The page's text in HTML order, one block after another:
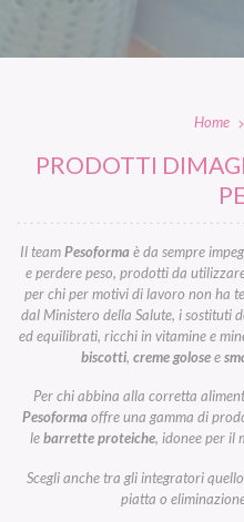
Home
PRODOTTI
Il teamPesoformaè da sempre
e perdere peso, prodotti da
per chi per motivi di lavoro non ha
dal Ministero della Salute, i sostituti
ed equilibrati, ricchi in vitamine e
biscotti, creme golosee
Per chi abbina alla corretta
Pesoformaoffre una gamma di
lebarrette proteiche, idonee per il
Scegli anche tra gli integratori
piatta o